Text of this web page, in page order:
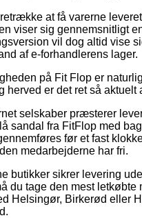
at få varerne
viser sig gennemsnitligt
vil dog altid vise
af e-forhandlerens lager.
på Fit Flop er
herved er det ret så
selskaber præsterer
sandal fra FitFlop med
før et fast
medarbejderne har fri.
butikker sikrer levering
du tage den mest
Helsingør, Birkerød eller